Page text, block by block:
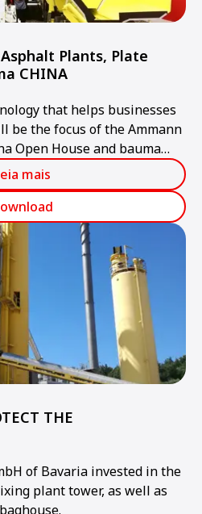
Plants, Plate
CHINA
that helps businesses
be the focus of the Ammann
Open House and bauma
in Shanghai.
mais
THE
of Bavaria invested in the
plant tower, as well as